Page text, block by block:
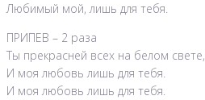
Любимый мой, лишь для тебя.
ПРИПЕВ – 2 раза
Ты прекрасней всех на белом свете,
И моя любовь лишь для тебя.
И моя любовь лишь для тебя.